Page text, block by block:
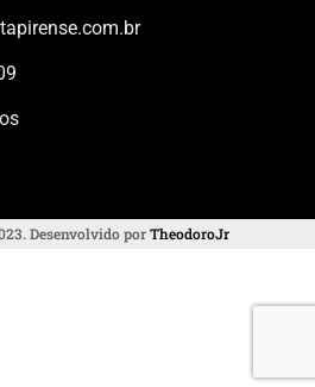
Desenvolvido porTheodoroJr